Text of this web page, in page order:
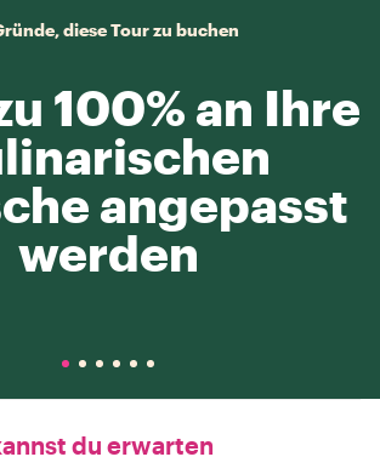
diese Tour zu buchen
100% an Ihre
angepasst
werden
du erwarten